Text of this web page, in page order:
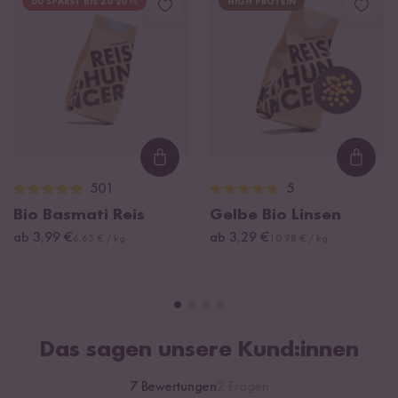
Loading...
501
Bio Basmati Reis
ab 3,99 €
5
Gelbe Bio Linsen
ab 3,29 €
Das sagen unsere Kund:innen
7 Bewertungen